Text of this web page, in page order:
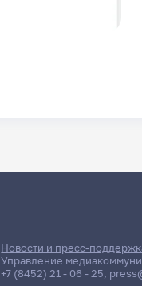
Новости и пресс-
Управление
+7 (8452) 21 - 06 - 25,